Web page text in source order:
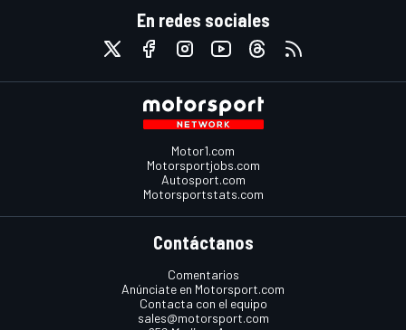
En redes sociales
Motor1.com
Motorsportjobs.com
Autosport.com
Motorsportstats.com
Contáctanos
Comentarios
Anúnciate en Motorsport.com
Contacta con el equipo
sales@motorsport.com